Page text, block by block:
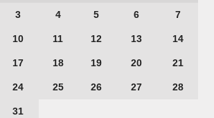
3 4 5 6 7
10 11 12 13 14
17 18 19 20 21
24 25 26 27 28
31